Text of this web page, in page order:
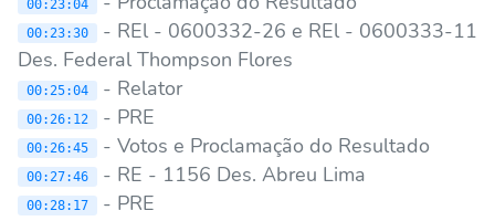
00:23:04
00:23:30
- REl - 0600332-26 e REl - 0600333-11
Des. Federal Thompson Flores
00:25:04 - Relator
00:26:12 - PRE
00:26:45 - Votos e Proclamação do Resultado
00:27:46 - RE - 1156 Des. Abreu Lima
00:28:17 - PRE